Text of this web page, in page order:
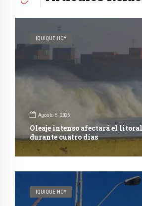
IQUIQUE HOY
Agosto 5, 2026
Oleaje intenso afectará el
durante cuatro días
IQUIQUE HOY